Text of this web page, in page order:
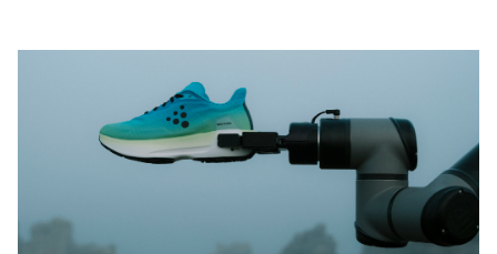
Wir arbeiten mit DHL zusammen, die tagsüber liefern.
Bitte gib eine Adresse an, unter der du das Paket tagsüber
entgegennehmen kannst.